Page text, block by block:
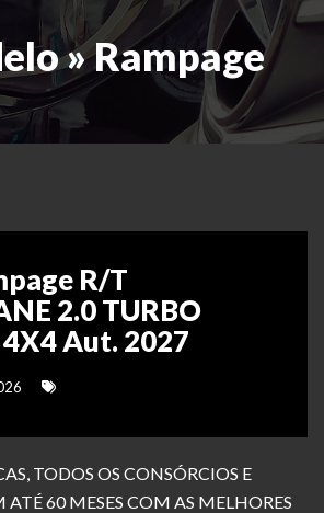
» Rampage
R/T
2.0 TURBO
4X4 Aut. 2027
TODOS OS CONSÓRCIOS E
60 MESES COM AS MELHORES